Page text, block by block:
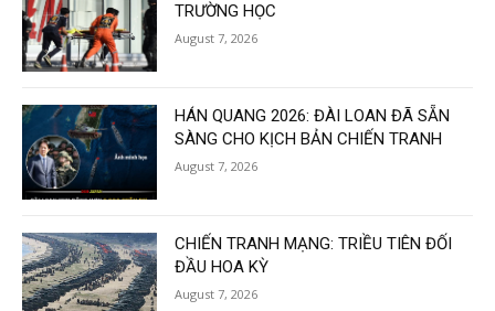
TRƯỜNG HỌC
August 7, 2026
HÁN QUANG 2026: ĐÀI LOAN ĐÃ SẴN
SÀNG CHO KỊCH BẢN CHIẾN TRANH
August 7, 2026
CHIẾN TRANH MẠNG: TRIỀU TIÊN ĐỐI
ĐẦU HOA KỲ
August 7, 2026